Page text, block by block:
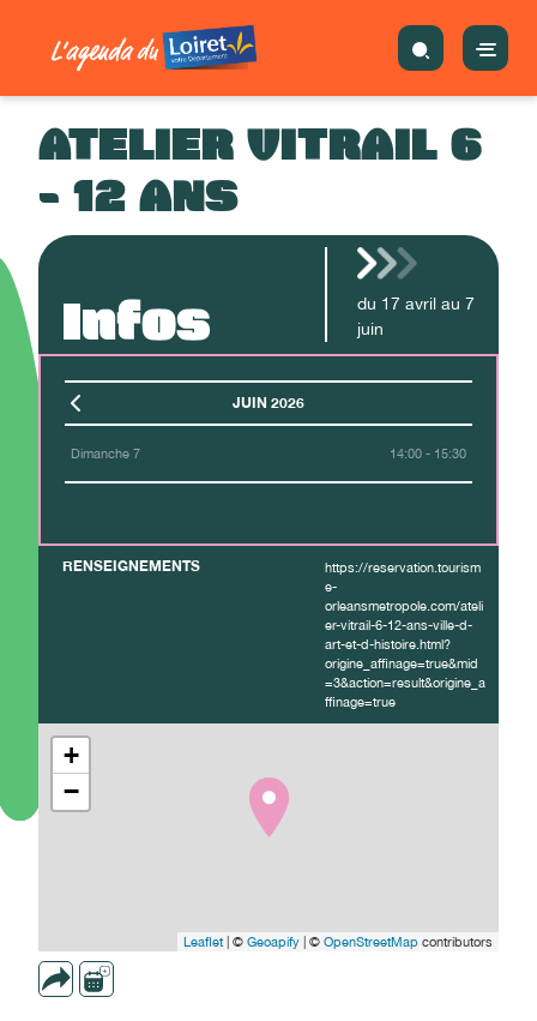
ATELIER VITRAIL 6
- 12 ANS
Infos du 17 avril au 7
juin
JUIN 2026
Dimanche 7 14:00 - 15:30
RENSEIGNEMENTS
https://reservation.tourism
e-
orleansmetropole.com/ateli
er-vitrail-6-12-ans-ville-d-
art-et-d-histoire.html?
origine_affinage=true&mid
=3&action=result&origine_a
ffinage=true
+
−
Leaflet| © Geoapify | © OpenStreetMap contributors